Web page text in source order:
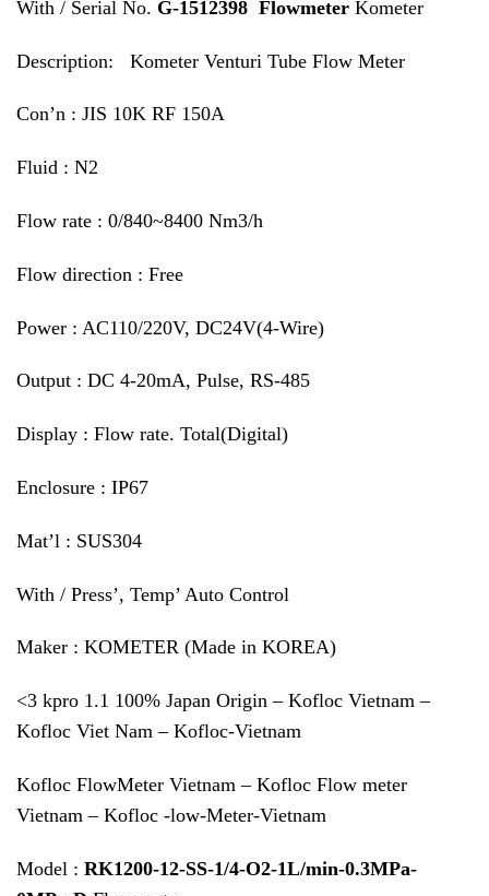
With / Serial No. G-1512398 Flowmeter Kometer
Description: Kometer Venturi Tube Flow Meter
Con’n : JIS 10K RF 150A
Fluid : N2
Flow rate : 0/840~8400 Nm3/h
Flow direction : Free
Power : AC110/220V, DC24V(4-Wire)
Output : DC 4-20mA, Pulse, RS-485
Display : Flow rate. Total(Digital)
Enclosure : IP67
Mat’l : SUS304
With / Press’, Temp’ Auto Control
Maker : KOMETER (Made in KOREA)
<3 kpro 1.1 100% Japan Origin – Kofloc Vietnam –
Kofloc Viet Nam – Kofloc-Vietnam
Kofloc FlowMeter Vietnam – Kofloc Flow meter
Vietnam – Kofloc -low-Meter-Vietnam
Model : RK1200-12-SS-1/4-O2-1L/min-0.3MPa-